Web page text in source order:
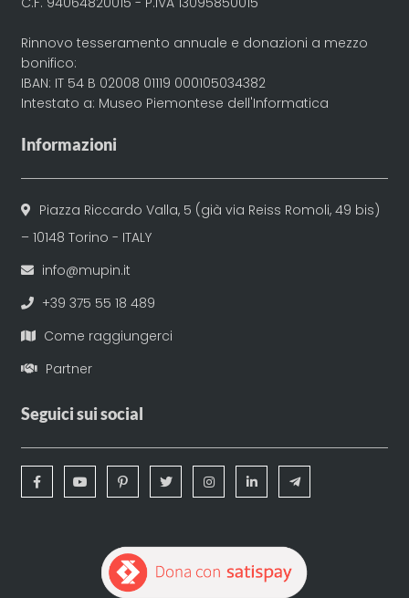
Rinnovo tesseramento annuale e donazioni a mezzo
bonifico:
IBAN: IT 54 B 02008 01119 000105034382
Intestato a: Museo Piemontese dell'Informatica
Informazioni
Piazza Riccardo Valla, 5 (già via Reiss Romoli, 49 bis)
– 10148 Torino - ITALY
info@mupin.it
+39 375 55 18 489
Come raggiungerci
Partner
Seguici sui social